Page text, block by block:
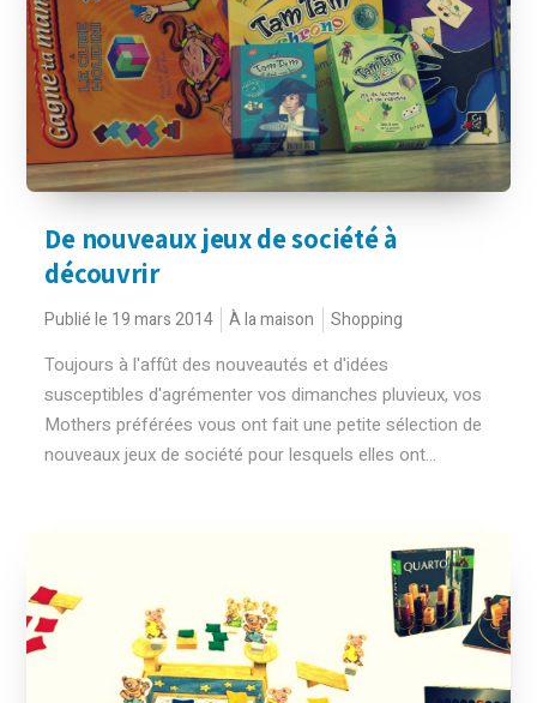
De nouveaux jeux de société à
découvrir
Publié le 19 mars 2014 À la maison Shopping
Toujours à l'affût des nouveautés et d'idées
susceptibles d'agrémenter vos dimanches pluvieux, vos
Mothers préférées vous ont fait une petite sélection de
nouveaux jeux de société pour lesquels elles ont...